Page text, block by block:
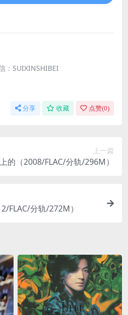
：SUIXINSHIBEI
分享 收藏 点赞(0)
上一篇
的（2008/FLAC/分轨/296M）
FLAC/分轨/272M）